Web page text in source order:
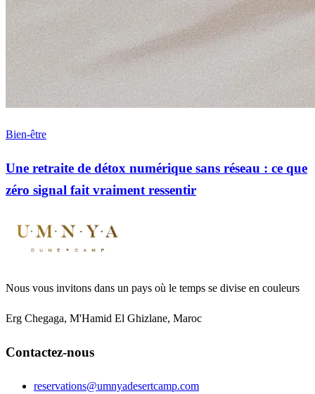
Bien-être
Une retraite de détox numérique sans réseau : ce que
zéro signal fait vraiment ressentir
Nous vous invitons dans un pays où le temps se divise en couleurs
Erg Chegaga, M'Hamid El Ghizlane, Maroc
Contactez-nous
reservations@umnyadesertcamp.com